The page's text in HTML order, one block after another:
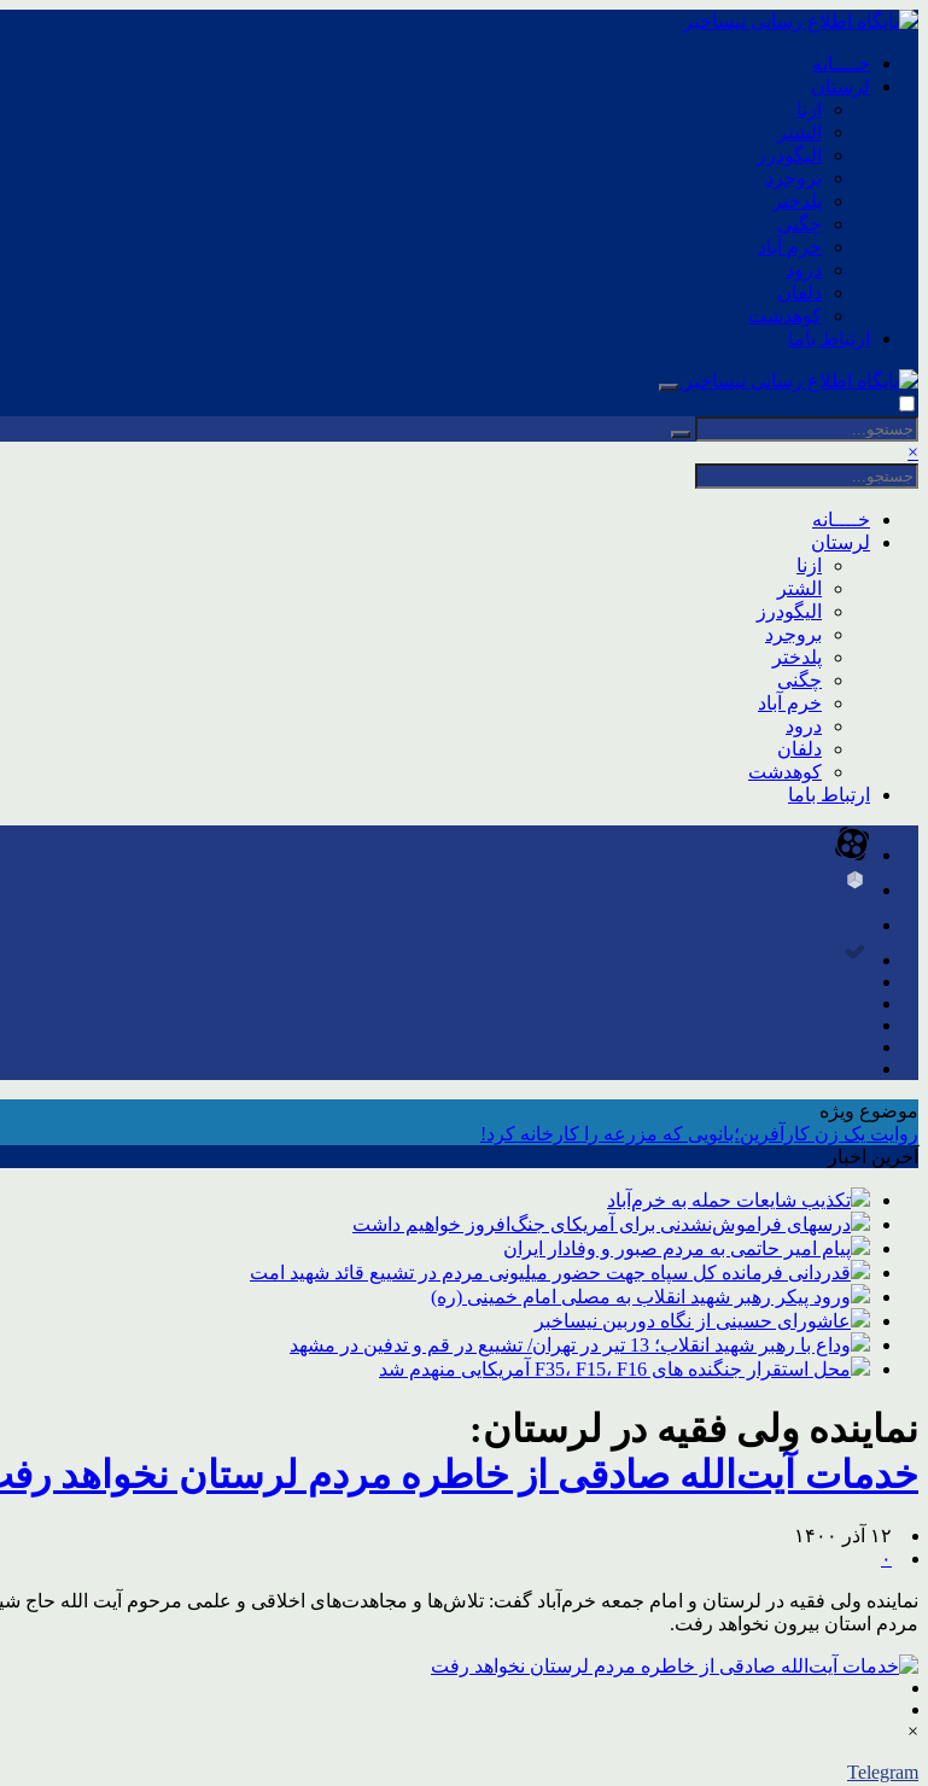
خــــانه
لرستان
ازنا
الشتر
الیگودرز
بروجرد
پلدختر
چگنی
خرم آباد
درود
دلفان
کوهدشت
ارتباط باما
×
خــــانه
لرستان
ازنا
الشتر
الیگودرز
بروجرد
پلدختر
چگنی
خرم آباد
درود
دلفان
کوهدشت
ارتباط باما
موضوع ویژه
روایت یک زن کارآفرین؛بانویی که مزرعه را کارخانه کرد!
آخرین اخبار
تکذیب شایعات حمله به خرم‌آباد
درسهای فراموش‌نشدنی برای آمریکای جنگ‌افروز خواهیم داشت
پیام امیر حاتمی به مردم صبور و وفادار ایران
قدردانی فرمانده کل سپاه جهت حضور میلیونی مردم در تشییع قائد شهید امت
ورود پیکر رهبر شهید انقلاب به مصلی امام خمینی (ره)
عاشورای حسینی از نگاه دوربین نیساخبر
وداع با رهبر شهید انقلاب؛ 13 تیر در تهران/ تشییع در قم و تدفین در مشهد
محل استقرار جنگنده های F35، F15، F16 آمریکایی منهدم شد
نماینده ولی فقیه در لرستان:
خدمات آیت‌الله صادقی از خاطره مردم لرستان نخواهد
۱۲ آذر ۱۴۰۰
۰
نماینده ولی فقیه در لرستان و امام جمعه خرم‌آباد گفت: تلاش‌ها و مجاهدت‌های اخلاقی و علمی مرحوم آیت الله حاج
مردم استان بیرون نخواهد رفت.
×
Telegram